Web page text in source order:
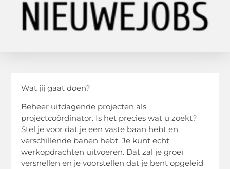
Wat jij gaat doen?
Beheer uitdagende projecten als
projectcoördinator. Is het precies wat u zoekt?
Stel je voor dat je een vaste baan hebt en
verschillende banen hebt. Je kunt echt
werkopdrachten uitvoeren. Dat zal je groei
versnellen en je voorstellen dat je bent opgeleid